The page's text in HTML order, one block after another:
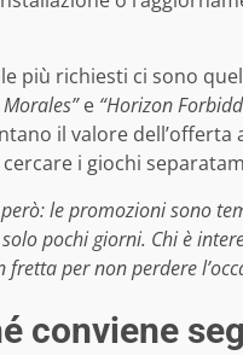
più richiesti ci sono
e “Horizon
il valore dell’offerta
i giochi
le promozioni sono
pochi giorni. Chi è
fretta per non perdere
conviene